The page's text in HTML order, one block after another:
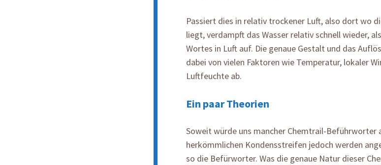
Passiert dies in relativ trockener Luft, also dort wo
liegt, verdampft das Wasser relativ schnell wieder,
Wortes in Luft auf. Die genaue Gestalt und das
dabei von vielen Faktoren wie Temperatur, lokaler
Luftfeuchte ab.
Ein paar Theorien
Soweit würde uns mancher Chemtrail-Beführworter
herkömmlichen Kondensstreifen jedoch werden
so die Befürworter. Was die genaue Natur dieser